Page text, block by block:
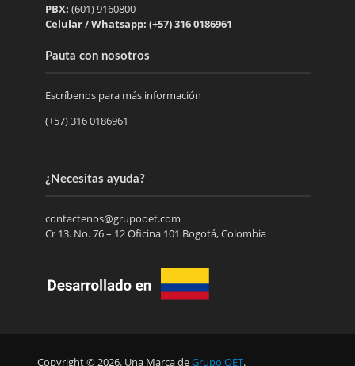
PBX: (601) 9160800
Celular / Whatsapp: (+57) 316 0186961
Pauta con nosotros
Escríbenos para más información
(+57) 316 0186961
¿Necesitas ayuda?
contactenos@grupooet.com
Cr 13. No. 76 – 12 Oficina 101 Bogotá, Colombia
Copyright © 2026. Una Marca deGrupo OET.